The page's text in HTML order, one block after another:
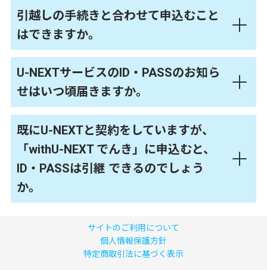
引越しの手続きと合わせて申込むこと
はできますか。
U-NEXTサービスのID・PASSのお知ら
せはいつ頃届きますか。
既にU-NEXTと契約をしていますが、
「withU-NEXT でんき」に申込むと、
ID・PASSは引継 できるのでしょう
か。
サイトのご利用について
個人情報保護方針
特定商取引法に基づく表示